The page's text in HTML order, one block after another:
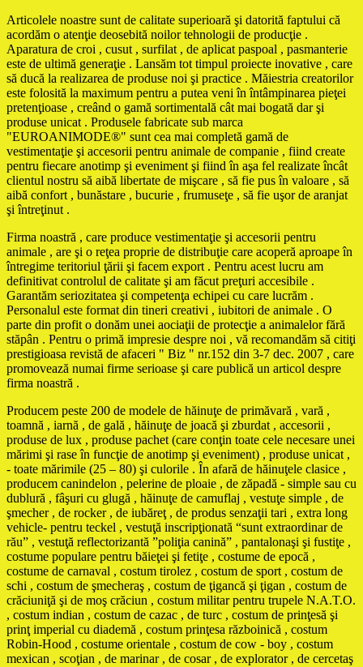
Articolele noastre sunt de calitate superioară şi datorită faptului că
acordăm o atenţie deosebită noilor tehnologii de producţie .
Aparatura de croi , cusut , surfilat , de aplicat paspoal , pasmanterie
este de ultimă generaţie . Lansăm tot timpul proiecte inovative , care
să ducă la realizarea de produse noi şi practice . Măiestria creatorilor
este folosită la maximum pentru a putea veni în întâmpinarea pieţei
pretenţioase , creând o gamă sortimentală cât mai bogată dar şi
produse unicat . Produsele fabricate sub marca
"EUROANIMODE®" sunt cea mai completă gamă de
vestimentaţie şi accesorii pentru animale de companie , fiind create
pentru fiecare anotimp şi eveniment şi fiind în aşa fel realizate încât
clientul nostru să aibă libertate de mişcare , să fie pus în valoare , să
aibă confort , bunăstare , bucurie , frumuseţe , să fie uşor de aranjat
şi întreţinut .
Firma noastră , care produce vestimentaţie şi accesorii pentru
animale , are şi o reţea proprie de distribuţie care acoperă aproape în
întregime teritoriul ţării şi facem export . Pentru acest lucru am
definitivat controlul de calitate şi am făcut preţuri accesibile .
Garantăm seriozitatea şi competenţa echipei cu care lucrăm .
Personalul este format din tineri creativi , iubitori de animale . O
parte din profit o donăm unei aociaţii de protecţie a animalelor fără
stăpân . Pentru o primă impresie despre noi , vă recomandăm să citiţi
prestigioasa revistă de afaceri " Biz " nr.152 din 3-7 dec. 2007 , care
promovează numai firme serioase şi care publică un articol despre
firma noastră .
Producem peste 200 de modele de hăinuţe de primăvară , vară ,
toamnă , iarnă , de gală , hăinuţe de joacă şi zburdat , accesorii ,
produse de lux , produse pachet (care conţin toate cele necesare unei
mărimi şi rase în funcţie de anotimp şi eveniment) , produse unicat ,
- toate mărimile (25 – 80) şi culorile . În afară de hăinuţele clasice ,
producem canindelon , pelerine de ploaie , de zăpadă - simple sau cu
dublură , fâşuri cu glugă , hăinuţe de camuflaj , vestuţe simple , de
şmecher , de rocker , de iubăreţ , de produs senzaţii tari , extra long
vehicle- pentru teckel , vestuţă inscripţionată “sunt extraordinar de
rău” , vestuţă reflectorizantă ”poliţia canină” , pantalonaşi şi fustiţe ,
costume populare pentru băieţei şi fetiţe , costume de epocă ,
costume de carnaval , costum tirolez , costum de sport , costum de
schi , costum de şmecheraş , costum de ţigancă şi ţigan , costum de
crăciuniţă şi de moş crăciun , costum militar pentru trupele N.A.T.O.
, costum indian , costum de cazac , de turc , costum de prinţesă şi
prinţ imperial cu diademă , costum prinţesa războinică , costum
Robin-Hood , costume orientale , costum de cow - boy , costum
mexican , scoţian , de marinar , de cosar , de explorator , de cercetaş